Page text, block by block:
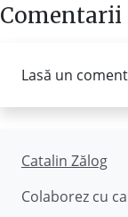
Comentarii
Lasă un
Catalin Zălog
Colaborez cu